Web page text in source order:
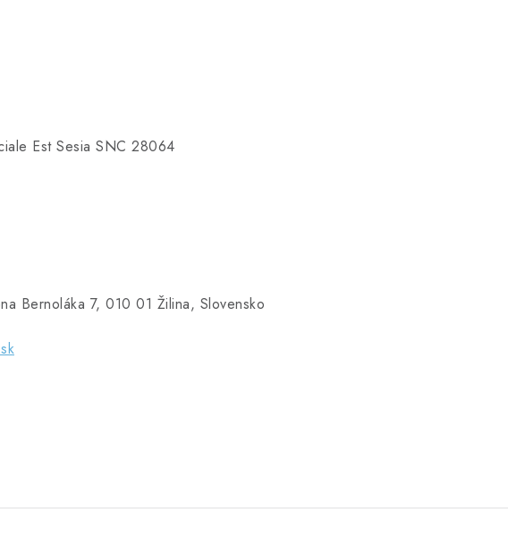
Est Sesia SNC 28064
Bernoláka 7, 010 01 Žilina, Slovensko